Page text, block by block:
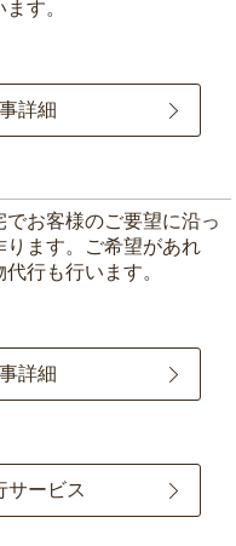
す。
詳細
でお客様のご要望に沿っ
ります。ご希望があれ
行も行います。
詳細
サービス